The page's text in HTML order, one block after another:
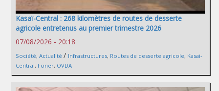
Kasaï-Central : 268 kilomètres de routes de desserte
agricole entretenus au premier trimestre 2026
07/08/2026 - 20:18
Société, Actualité / Infrastructures, Routes de desserte agricole, Kasai-
Central, Foner, OVDA